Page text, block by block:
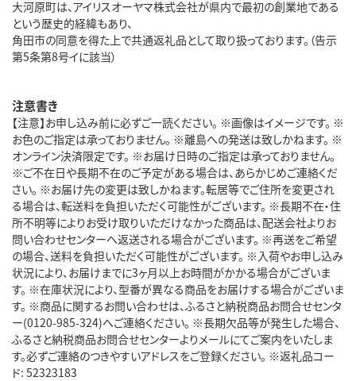
大河原町は、アイリスオーヤマ株式会社が県内で最初の創業地である
という歴史的経緯もあり、
角田市の同意を得た上で共通返礼品として取り扱っております。（告示
第5条第8号イに該当）
注意書き
【注意】お申し込み前に必ずご一読ください。 ※画像はイメージです。 ※
お色のご指定は承っておりません。 ※離島への発送は致しかねます。 ※
オンライン決済限定です。 ※お届け日時のご指定は承っておりません。
※ご不在日や長期不在のご予定がある場合は、あらかじめご連絡くだ
さい。 ※お届け先の変更は致しかねます。転居等でご住所を変更され
る場合は、転送料を負担いただく可能性がございます。 ※長期不在・住
所不明等によりお受け取りいただけなかった商品は、配送会社よりお
問い合わせセンターへ返送される場合がございます。 ※再送をご希望
の場合、送料を負担いただく可能性がございます。 ※入荷やお申し込み
状況により、お届けまでに3ヶ月以上お時間がかかる場合がございま
す。 ※在庫状況により、型番が異なる商品をお届けする場合がございま
す。 ※商品に関するお問い合わせは、ふるさと納税商品お問合せセンタ
ー(0120-985-324)へご連絡ください。 ※長期欠品等が発生した場合、
ふるさと納税商品お問合せセンターよりメールにてご案内をいたしま
す。必ずご連絡のつきやすいアドレスをご登録ください。 ※返礼品コー
ド: 52323183